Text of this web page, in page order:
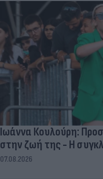
Ιωάννα Κουλούρη:
στην ζωή της - Η
07.08.2026